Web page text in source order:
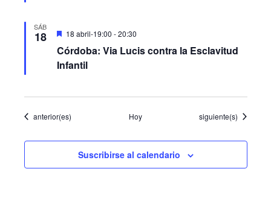
SÁB
18
Córdoba: Via Lucis contra la Esclavitud
Infantil
Destacado
18 abril-19:00 -20:30
Eventos
anterior(es) Hoy Eventos
siguiente(s)
Suscribirse al calendario